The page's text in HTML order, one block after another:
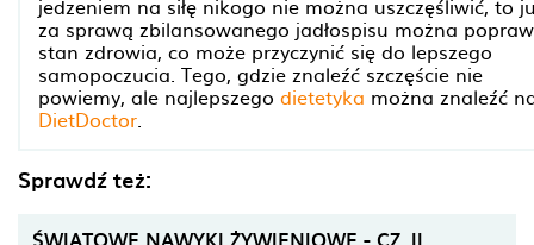
za sprawą zbilansowanego jadłospisu można
stan zdrowia, co może przyczynić się do lepszego
samopoczucia. Tego, gdzie znaleźć szczęście nie
powiemy, ale najlepszego dietetyka można znaleźć
DietDoctor
Sprawdź też:
ŚWIATOWE NAWYKI ŻYWIENIOWE - CZ. II